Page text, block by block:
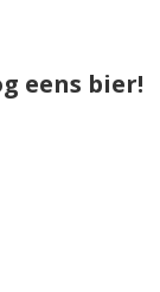
eens bier!